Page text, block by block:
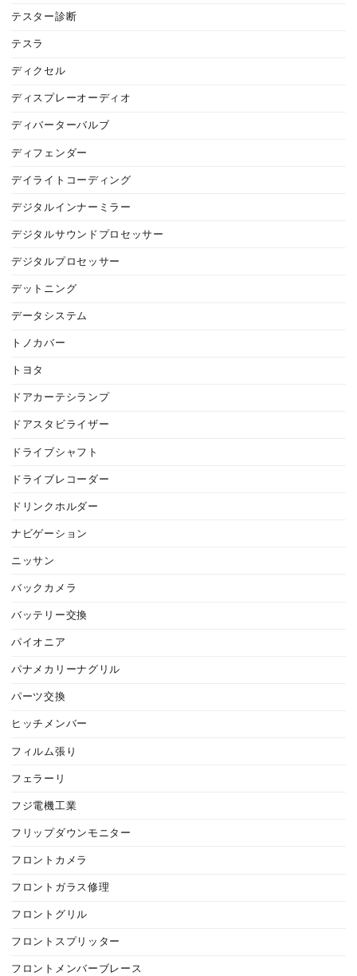
テスター診断
テスラ
ディクセル
ディスプレーオーディオ
ディバーターバルブ
ディフェンダー
デイライトコーディング
デジタルインナーミラー
デジタルサウンドプロセッサー
デジタルプロセッサー
デットニング
データシステム
トノカバー
トヨタ
ドアカーテシランプ
ドアスタビライザー
ドライブシャフト
ドライブレコーダー
ドリンクホルダー
ナビゲーション
ニッサン
バックカメラ
バッテリー交換
パイオニア
パナメカリーナグリル
パーツ交換
ヒッチメンバー
フィルム張り
フェラーリ
フジ電機工業
フリップダウンモニター
フロントカメラ
フロントガラス修理
フロントグリル
フロントスプリッター
フロントメンバーブレース